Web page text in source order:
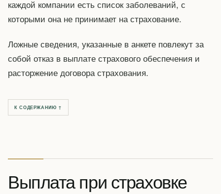
каждой компании есть список заболеваний, с
которыми она не принимает на страхование.
Ложные сведения, указанные в анкете повлекут за
собой отказ в выплате страхового обеспечения и
расторжение договора страхования.
К СОДЕРЖАНИЮ ↑
Выплата при страховке